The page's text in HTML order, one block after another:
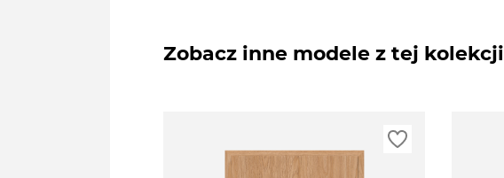
Zobacz inne modele z tej kolekcji